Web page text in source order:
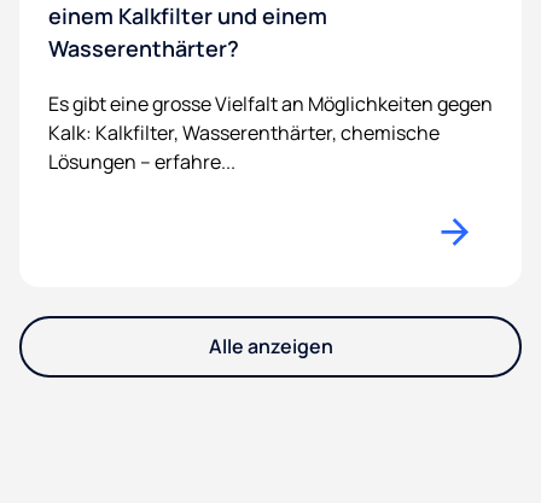
einem Kalkfilter und einem
Wasserenthärter?
Es gibt eine grosse Vielfalt an Möglichkeiten gegen
Kalk: Kalkfilter, Wasserenthärter, chemische
Lösungen – erfahre...
Alle anzeigen